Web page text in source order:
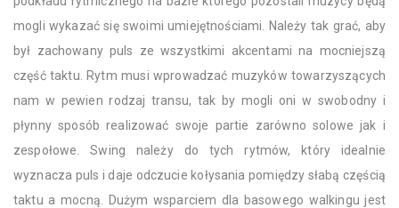
mogli wykazać się swoimi umiejętnościami. Należy tak grać, aby
był zachowany puls ze wszystkimi akcentami na mocniejszą
część taktu. Rytm musi wprowadzać muzyków towarzyszących
nam w pewien rodzaj transu, tak by mogli oni w swobodny i
płynny sposób realizować swoje partie zarówno solowe jak i
zespołowe. Swing należy do tych rytmów, który idealnie
wyznacza puls i daje odczucie kołysania pomiędzy słabą częścią
taktu a mocną. Dużym wsparciem dla basowego walkingu jest